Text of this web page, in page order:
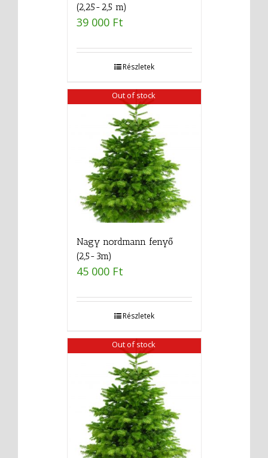
(2,25-2,5 m)
39 000 Ft
Részletek
Out of stock
Nagy nordmann fenyő
(2,5-3m)
45 000 Ft
Részletek
Out of stock